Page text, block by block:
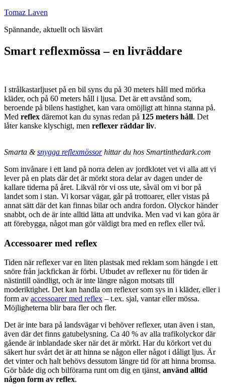
Hoppa
innehåll
Tomaz Laven
Spännande, aktuellt och läsvärt
Smart reflexmössa – en livräddare
I strålkastarljuset på en bil syns du på 30 meters håll med mörka
kläder, och på 60 meters håll i ljusa. Det är ett avstånd som,
beroende på bilens hastighet, kan vara omöjligt att hinna stanna på.
Med reflex däremot kan du synas redan på 125 meters håll. Det
låter kanske klyschigt, men reflexer räddar liv.
Smarta &snygga reflexmössorhittar du hos Smartinthedark.com
Som invånare i ett land på norra delen av jordklotet vet vi alla att vi
lever på en plats där det är mörkt stora delar av dagen under de
kallare tiderna på året. Likväl rör vi oss ute, såväl om vi bor på
landet som i stan. Vi korsar vägar, går på trottoarer, eller vistas på
annat sätt där det kan finnas bilar och andra fordon. Olyckor händer
snabbt, och de är inte alltid lätta att undvika. Men vad vi kan göra är
att förebygga, något man gör väldigt bra med en reflex eller två.
Accessoarer med reflex
Tiden när reflexer var en liten plastsak med reklam som hängde i ett
snöre från jackfickan är förbi. Utbudet av reflexer nu för tiden är
nästintill oändligt, och är inte längre någon motsats till
moderiktighet. Det kan handla om reflexer som sys in i kläder, eller i
form av accessoarer med reflex – t.ex. sjal, vantar eller mössa.
Möjligheterna blir bara fler och fler.
Det är inte bara på landsvägar vi behöver reflexer, utan även i stan,
även där det finns gatubelysning. Ca 40 % av alla trafikolyckor där
gående är inblandade sker när det är mörkt. Har du körkort vet du
säkert hur svårt det är att hinna se någon eller något i dåligt ljus. Är
det vinter och halt behövs dessutom längre tid för att hinna bromsa.
Gör både dig och bilförarna runt om dig en tjänst, använd alltid
någon form av reflex.